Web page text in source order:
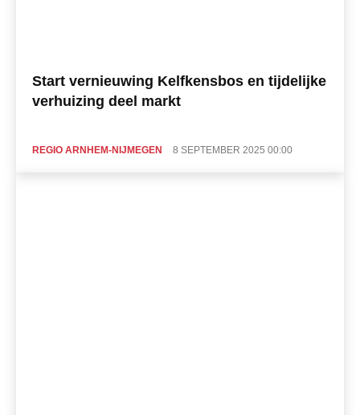
Start vernieuwing Kelfkensbos en tijdelijke
verhuizing deel markt
REGIO ARNHEM-NIJMEGEN 8 SEPTEMBER 2025 00:00